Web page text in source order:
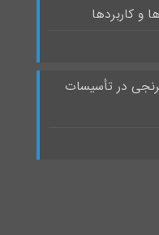
و کاربردها
برنجی در تأسیسات